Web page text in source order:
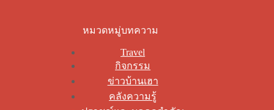
หมวดหมู่บทความ
Travel
กิจกรรม
ข่าวบ้านเฮา
คลังความรู้